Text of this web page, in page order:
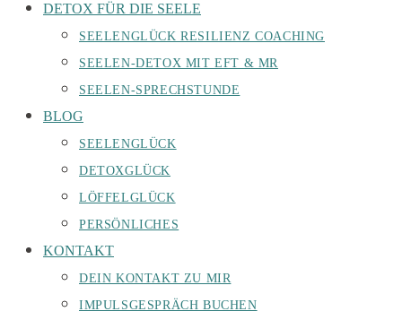
DETOX FÜR DIE SEELE
SEELENGLÜCK RESILIENZ COACHING
SEELEN-DETOX MIT EFT & MR
SEELEN-SPRECHSTUNDE
BLOG
SEELENGLÜCK
DETOXGLÜCK
LÖFFELGLÜCK
PERSÖNLICHES
KONTAKT
DEIN KONTAKT ZU MIR
IMPULSGESPRÄCH BUCHEN